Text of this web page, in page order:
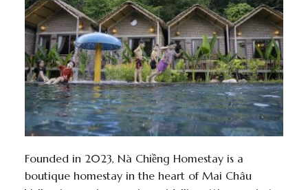
Founded in 2023, Nà Chiềng Homestay is a
boutique homestay in the heart of Mai Châu